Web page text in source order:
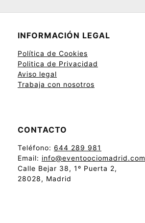
INFORMACIÓN LEGAL
Política de Cookies
Politica de Privacidad
Aviso legal
Trabaja con nosotros
CONTACTO
Teléfono: 644 289 981
Email: info@eventoociomadrid.com
Calle Bejar 38, 1º Puerta 2,
28028, Madrid